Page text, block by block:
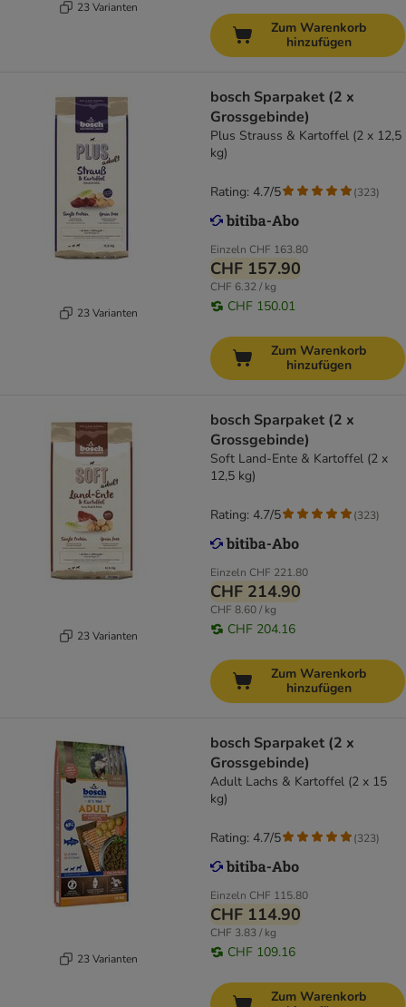
23 Varianten
Zum Warenkorb
hinzufügen
23 Varianten
bosch Sparpaket (2 x
Grossgebinde)
Plus Strauss & Kartoffel (2 x 12,5
kg)
Einzeln CHF 163.80
CHF 157.90
CHF 6.32 / kg
CHF 150.01
Rating: 4.7/5 (323)
Zum Warenkorb
hinzufügen
23 Varianten
bosch Sparpaket (2 x
Grossgebinde)
Soft Land-Ente & Kartoffel (2 x
12,5 kg)
Einzeln CHF 221.80
CHF 214.90
CHF 8.60 / kg
CHF 204.16
Rating: 4.7/5 (323)
Zum Warenkorb
hinzufügen
23 Varianten
bosch Sparpaket (2 x
Grossgebinde)
Adult Lachs & Kartoffel (2 x 15
kg)
Einzeln CHF 115.80
CHF 114.90
CHF 3.83 / kg
CHF 109.16
Rating: 4.7/5 (323)
Zum Warenkorb